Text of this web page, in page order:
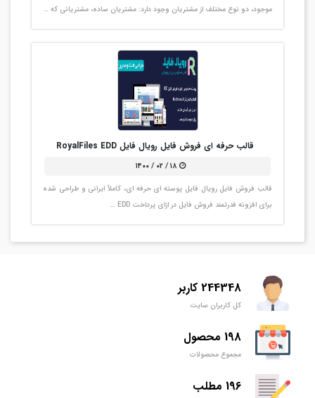
موجود، دو نوع مختلف از مشتریان وجود دارد: مشتریان ساده، مشتریانی که …
قالب حرفه ای فروش فایل رویال فایل RoyalFiles EDD
۱۸ / ۰۲ / ۱۴۰۰
قالب فروش فایل رویال فایل پوسته ای حرفه ای، کاملاً ایرانی و طراحی شده
برای افزونه قدرتمند فروش فایل در ازای پرداخت EDD …
244348 کاربر
کل کاربران سایت
198 محصول
مجموع محصولات
196 مطلب